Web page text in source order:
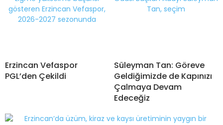
Erzincan Vefaspor
PGL’den Çekildi
Süleyman Tan: Göreve
Geldiğimizde de Kapınızı
Çalmaya Devam
Edeceğiz